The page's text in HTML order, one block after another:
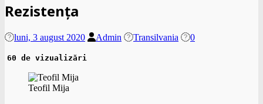
Rezistența
luni, 3 august 2020 Admin Transilvania 0
60 de vizualizări
Teofil Mija